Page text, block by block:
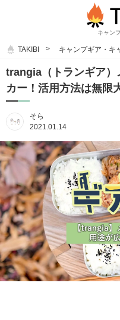
キャン
TAKIBI キャンプギア・キ
trangia（トランギア）
カー！活用方法は無限
そら
2021.01.14